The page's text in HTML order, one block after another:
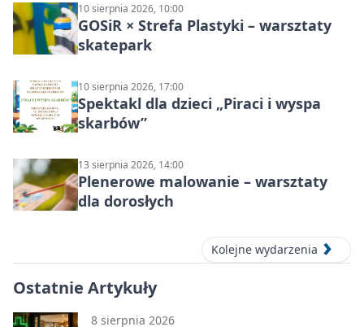
10 sierpnia 2026, 10:00
GOSiR × Strefa Plastyki – warsztaty
skatepark
10 sierpnia 2026, 17:00
Spektakl dla dzieci „Piraci i wyspa
skarbów”
13 sierpnia 2026, 14:00
Plenerowe malowanie – warsztaty
dla dorosłych
Kolejne wydarzenia
Ostatnie Artykuły
8 sierpnia 2026